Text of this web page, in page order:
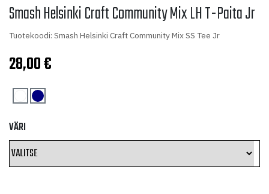
Smash Helsinki Craft Community Mix LH T-Paita Jr
Tuotekoodi: Smash Helsinki Craft Community Mix SS Tee Jr
28,00€
VÄRI